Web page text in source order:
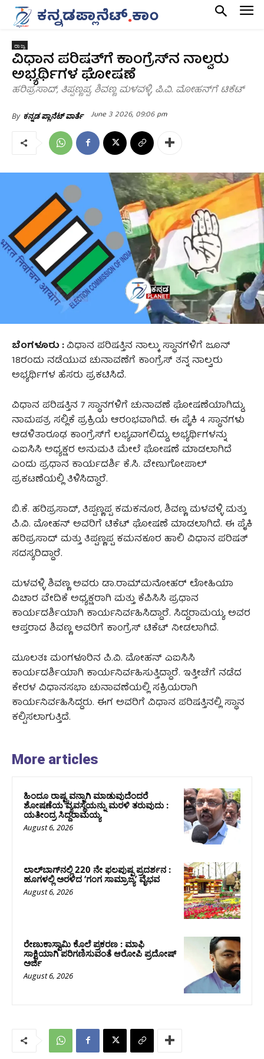
ರಾಜ್ಯ
ವಿಧಾನ ಪರಿಷತ್‌ಗೆ ಕಾಂಗ್ರೆಸ್‌ನ ನಾಲ್ವರು
ಅಭ್ಯರ್ಥಿಗಳ ಘೋಷಣೆ
ಹರಿಪ್ರಸಾದ್, ತಿಪ್ಪಣ್ಣಪ್ಪ, ಶಿವಣ್ಣ ಮಳವಳ್ಳಿ, ಪಿ.ವಿ. ಮೋಹನ್‌ಗೆ ಟಿಕೆಟ್
By ಕನ್ನಡ ಪ್ಲಾನೆಟ್ ವಾರ್ತೆ June 3 2026, 09:06 pm
ಬೆಂಗಳೂರು :ವಿಧಾನ ಪರಿಷತ್ತಿನ ನಾಲ್ಕು ಸ್ಥಾನಗಳಿಗೆ ಜೂನ್
18ರಂದು ನಡೆಯುವ ಚುನಾವಣೆಗೆ ಕಾಂಗ್ರೆಸ್ ತನ್ನ ನಾಲ್ವರು
ಅಭ್ಯರ್ಥಿಗಳ ಹೆಸರು ಪ್ರಕಟಿಸಿದೆ.
ವಿಧಾನ ಪರಿಷತ್ತಿನ 7 ಸ್ಥಾನಗಳಿಗೆ ಚುನಾವಣೆ ಘೋಷಣೆಯಾಗಿದ್ದು,
ನಾಮಪತ್ರ ಸಲ್ಲಿಕೆ ಪ್ರಕ್ರಿಯೆ ಆರಂಭವಾಗಿದೆ. ಈ ಪೈಕಿ 4 ಸ್ಥಾನಗಳು
ಆಡಳಿತಾರೂಢ ಕಾಂಗ್ರೆಸ್‌ಗೆ ಲಭ್ಯವಾಗಲಿದ್ದು, ಅಭ್ಯರ್ಥಿಗಳನ್ನು
ಎಐಸಿಸಿ ಅಧ್ಯಕ್ಷರ ಅನುಮತಿ ಮೇಲೆ ಘೋಷಣೆ ಮಾಡಲಾಗಿದೆ
ಎಂದು ಪ್ರಧಾನ ಕಾರ್ಯದರ್ಶಿ ಕೆ.ಸಿ. ವೇಣುಗೋಪಾಲ್
ಪ್ರಕಟಣೆಯಲ್ಲಿ ತಿಳಿಸಿದ್ದಾರೆ.
ಬಿ.ಕೆ. ಹರಿಪ್ರಸಾದ್, ತಿಪ್ಪಣ್ಣಪ್ಪ ಕಮಕನೂರ, ಶಿವಣ್ಣ ಮಳವಳ್ಳಿ ಮತ್ತು
ಪಿ.ವಿ. ಮೋಹನ್ ಅವರಿಗೆ ಟಿಕೆಟ್ ಘೋಷಣೆ ಮಾಡಲಾಗಿದೆ. ಈ ಪೈಕಿ
ಹರಿಪ್ರಸಾದ್ ಮತ್ತು ತಿಪ್ಪಣ್ಣಪ್ಪ ಕಮನಕೂರ ಹಾಲಿ ವಿಧಾನ ಪರಿಷತ್
ಸದಸ್ಯರಿದ್ದಾರೆ.
ಮಳವಳ್ಳಿ ಶಿವಣ್ಣ ಅವರು ಡಾ.ರಾಮ್‌ಮನೋಹರ್ ಲೋಹಿಯಾ
ವಿಚಾರ ವೇದಿಕೆ ಅಧ್ಯಕ್ಷರಾಗಿ ಮತ್ತು ಕೆಪಿಸಿಸಿ ಪ್ರಧಾನ
ಕಾರ್ಯದರ್ಶಿಯಾಗಿ ಕಾರ್ಯನಿರ್ವಹಿಸಿದ್ದಾರೆ. ಸಿದ್ದರಾಮಯ್ಯ ಅವರ
ಆಪ್ತರಾದ ಶಿವಣ್ಣ ಅವರಿಗೆ ಕಾಂಗ್ರೆಸ್ ಟಿಕೆಟ್ ನೀಡಲಾಗಿದೆ.
ಮೂಲತಃ ಮಂಗಳೂರಿನ ಪಿ.ವಿ. ಮೋಹನ್ ಎಐಸಿಸಿ
ಕಾರ್ಯದರ್ಶಿಯಾಗಿ ಕಾರ್ಯನಿರ್ವಹಿಸುತ್ತಿದ್ದಾರೆ. ಇತ್ತೀಚೆಗೆ ನಡೆದ
ಕೇರಳ ವಿಧಾನಸಭಾ ಚುನಾವಣೆಯಲ್ಲಿ ಸಕ್ರಿಯರಾಗಿ
ಕಾರ್ಯನಿರ್ವಹಿಸಿದ್ದರು. ಈಗ ಅವರಿಗೆ ವಿಧಾನ ಪರಿಷತ್ತಿನಲ್ಲಿ ಸ್ಥಾನ
ಕಲ್ಪಿಸಲಾಗುತ್ತಿದೆ.
More articles
ಹಿಂದೂ ರಾಷ್ಟ್ರವನ್ನಾಗಿ ಮಾಡುವುದೆಂದರೆ
ಶೋಷಣೆಯ ವ್ಯವಸ್ಥೆಯನ್ನು ಮರಳಿ ತರುವುದು :
ಯತೀಂದ್ರ ಸಿದ್ದರಾಮಯ್ಯ
August 6, 2026
ಲಾಲ್‍ಬಾಗ್‍ನಲ್ಲಿ 220 ನೇ ಫಲಪುಷ್ಪ ಪ್ರದರ್ಶನ :
ಹೂಗಳಲ್ಲಿ ಅರಳಿದ ‘ಗಂಗ ಸಾಮ್ರಾಜ್ಯ’ ವೈಭವ
August 6, 2026
ರೇಣುಕಾಸ್ವಾಮಿ ಕೊಲೆ ಪ್ರಕರಣ : ಮಾಫಿ
ಸಾಕ್ಷಿಯಾಗಿ ಪರಿಗಣಿಸುವಂತೆ ಆರೋಪಿ ಪ್ರದೋಷ್‌
ಅರ್ಜಿ
August 6, 2026